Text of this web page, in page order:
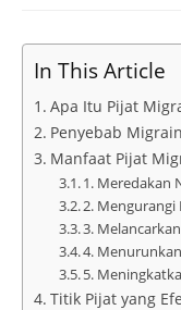
In This Article
Apa Itu Pijat
Penyebab
Manfaat Pijat
1. Meredakan
2.
3.
4.
5.
Titik Pijat yang